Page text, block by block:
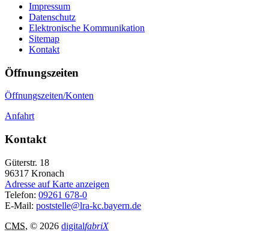
Impressum
Datenschutz
Elektronische Kommunikation
Sitemap
Kontakt
Öffnungszeiten
Öffnungszeiten/Konten
Anfahrt
Kontakt
Güterstr. 18
96317 Kronach
Adresse auf Karte anzeigen
Telefon: 09261 678-0
E-Mail: poststelle@lra-kc.bayern.de
CMS, © 2026 digitalfabriX